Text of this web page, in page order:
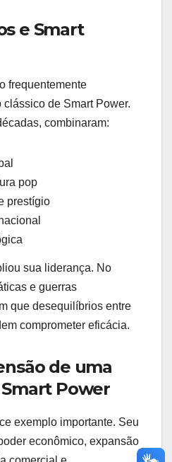
e Smart
frequentemente
de Smart Power.
combinaram:
pop
prestígio
sua liderança. No
e guerras
que desequilíbrios entre
comprometer eficácia.
de uma
Power
exemplo importante. Seu
econômico, expansão